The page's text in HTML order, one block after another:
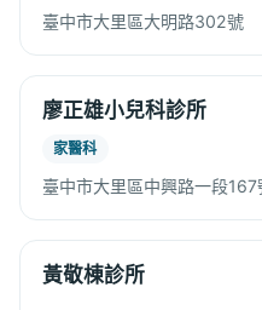
臺中市大里區大明路302號
廖正雄小兒科診所
家醫科
臺中市大里區中興路一段167
黃敬棟診所